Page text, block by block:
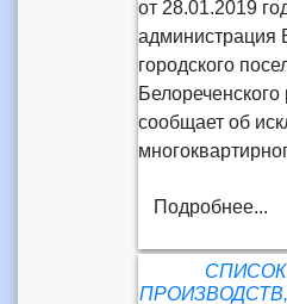
от 28.01.2019
администрация
городского
Белореченского
сообщает об
Подробнее...
СПИСОК